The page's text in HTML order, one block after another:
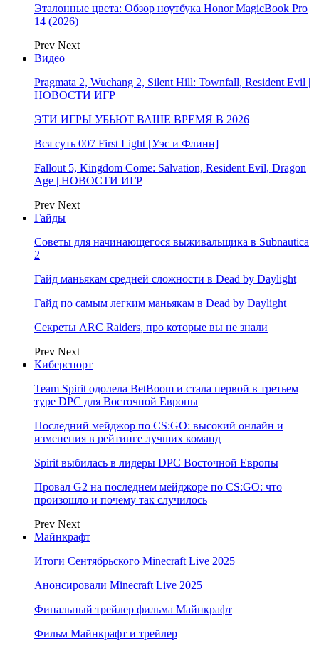
Эталонные цвета: Обзор ноутбука Honor MagicBook Pro
14 (2026)
Prev Next
Видео
Pragmata 2, Wuchang 2, Silent Hill: Townfall, Resident Evil |
НОВОСТИ ИГР
ЭТИ ИГРЫ УБЬЮТ ВАШЕ ВРЕМЯ В 2026
Вся суть 007 First Light [Уэс и Флинн]
Fallout 5, Kingdom Come: Salvation, Resident Evil, Dragon
Age | НОВОСТИ ИГР
Prev Next
Гайды
Советы для начинающегося выживальщика в Subnautica
2
Гайд маньякам средней сложности в Dead by Daylight
Гайд по самым легким маньякам в Dead by Daylight
Секреты ARC Raiders, про которые вы не знали
Prev Next
Киберспорт
Team Spirit одолела BetBoom и стала первой в третьем
туре DPC для Восточной Европы
Последний мейджор по CS:GO: высокий онлайн и
изменения в рейтинге лучших команд
Spirit выбилась в лидеры DPC Восточной Европы
Провал G2 на последнем мейджоре по CS:GO: что
произошло и почему так случилось
Prev Next
Майнкрафт
Итоги Сентябрьского Minecraft Live 2025
Анонсировали Minecraft Live 2025
Финальный трейлер фильма Майнкрафт
Фильм Майнкрафт и трейлер